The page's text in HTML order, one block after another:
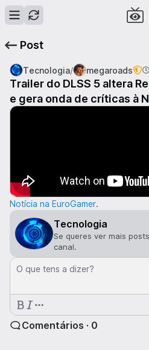
Post
Tecnologia/ megaroads
Trailer do DLSS 5 altera
e gera onda de críticas à
Notícia na EuroGamer.
Tecnologia
Se queres ver mais
canal.
O que tens a dizer?
Comentários · 0